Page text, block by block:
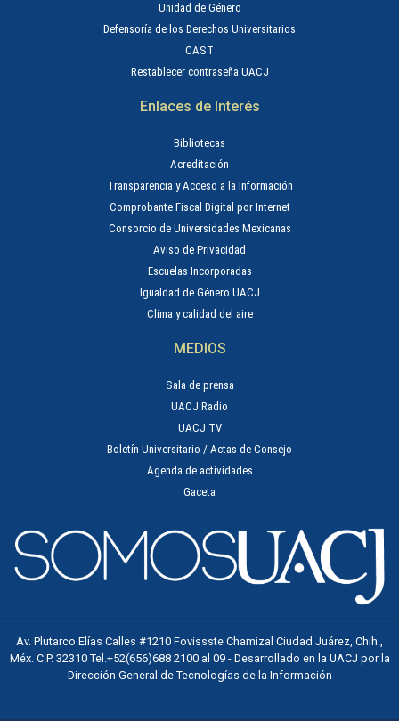
Unidad de Género
Defensoría de los Derechos Universitarios
CAST
Restablecer contraseña UACJ
Enlaces de Interés
Bibliotecas
Acreditación
Transparencia y Acceso a la Información
Comprobante Fiscal Digital por Internet
Consorcio de Universidades Mexicanas
Aviso de Privacidad
Escuelas Incorporadas
Igualdad de Género UACJ
Clima y calidad del aire
MEDIOS
Sala de prensa
UACJ Radio
UACJ TV
Boletín Universitario / Actas de Consejo
Agenda de actividades
Gaceta
Av. Plutarco Elías Calles #1210 Fovissste Chamizal Ciudad Juárez, Chih.,
Méx. C.P. 32310 Tel.+52(656)688 2100 al 09 - Desarrollado en la UACJ por la
Dirección General de Tecnologías de la Información